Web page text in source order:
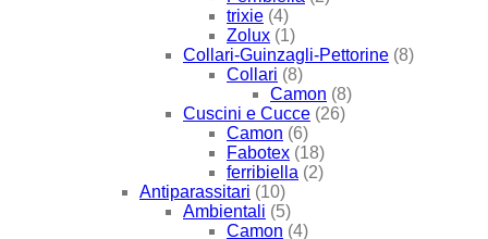
trixie (4)
Zolux (1)
Collari-Guinzagli-Pettorine (8)
Collari (8)
Camon (8)
Cuscini e Cucce (26)
Camon (6)
Fabotex (18)
ferribiella (2)
Antiparassitari (10)
Ambientali (5)
Camon (4)